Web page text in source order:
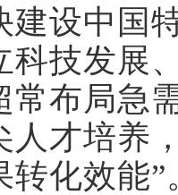
建设中国
科技发展
常布局急
人才培养
转化效能